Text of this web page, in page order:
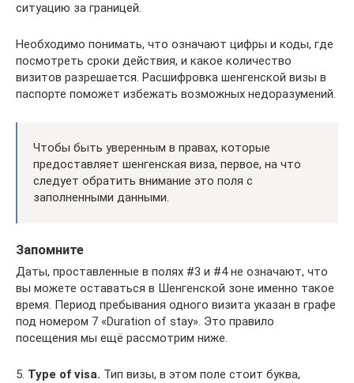
ситуацию за границей.
Необходимо понимать, что означают цифры и коды, где
посмотреть сроки действия, и какое количество
визитов разрешается. Расшифровка шенгенской визы в
паспорте поможет избежать возможных недоразумений.
Чтобы быть уверенным в правах, которые
предоставляет шенгенская виза, первое, на что
следует обратить внимание это поля с
заполненными данными.
Запомните
Даты, проставленные в полях #3 и #4 не означают, что
вы можете оставаться в Шенгенской зоне именно такое
время. Период пребывания одного визита указан в графе
под номером 7 «Duration of stay». Это правило
посещения мы ещё рассмотрим ниже.
5. Type of visa. Тип визы, в этом поле стоит буква,